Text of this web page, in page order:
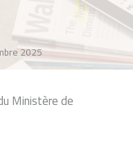
2025
Ministère de